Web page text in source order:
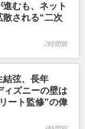
むも、ネット
される“二次
2時間前
結弦、長年
ィズニーの壁は
ート監修”の偉